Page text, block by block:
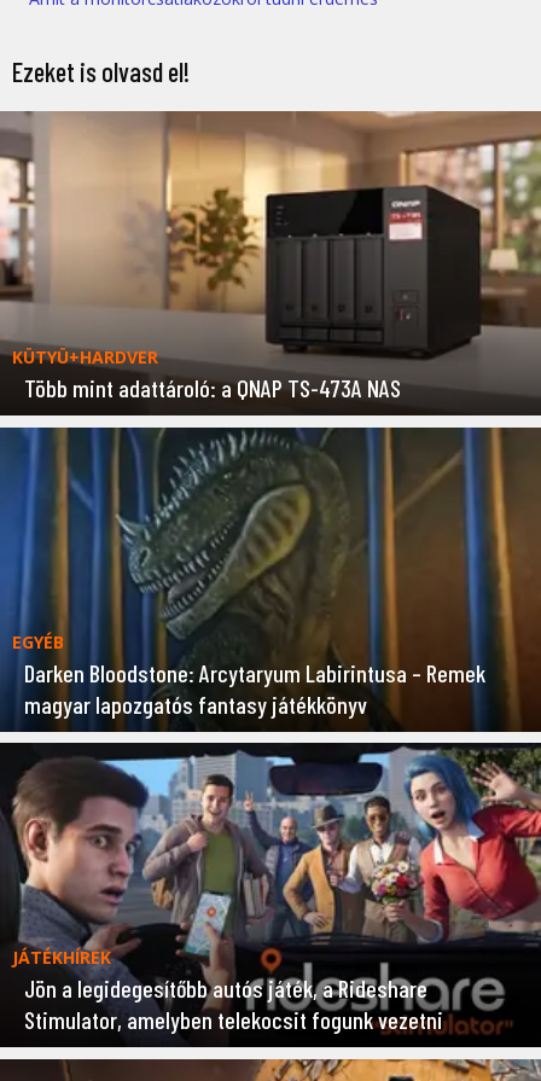
Ezeket is olvasd el!
KÜTYÜ+HARDVER
Több mint adattároló: a QNAP TS-473A NAS
EGYÉB
Darken Bloodstone: Arcytaryum Labirintusa – Remek
magyar lapozgatós fantasy játékkönyv
JÁTÉKHÍREK
Jön a legidegesítőbb autós játék, a Rideshare
Stimulator, amelyben telekocsit fogunk vezetni